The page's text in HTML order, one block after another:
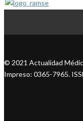
© 2021 Actualidad
Impreso: 0365-7965.